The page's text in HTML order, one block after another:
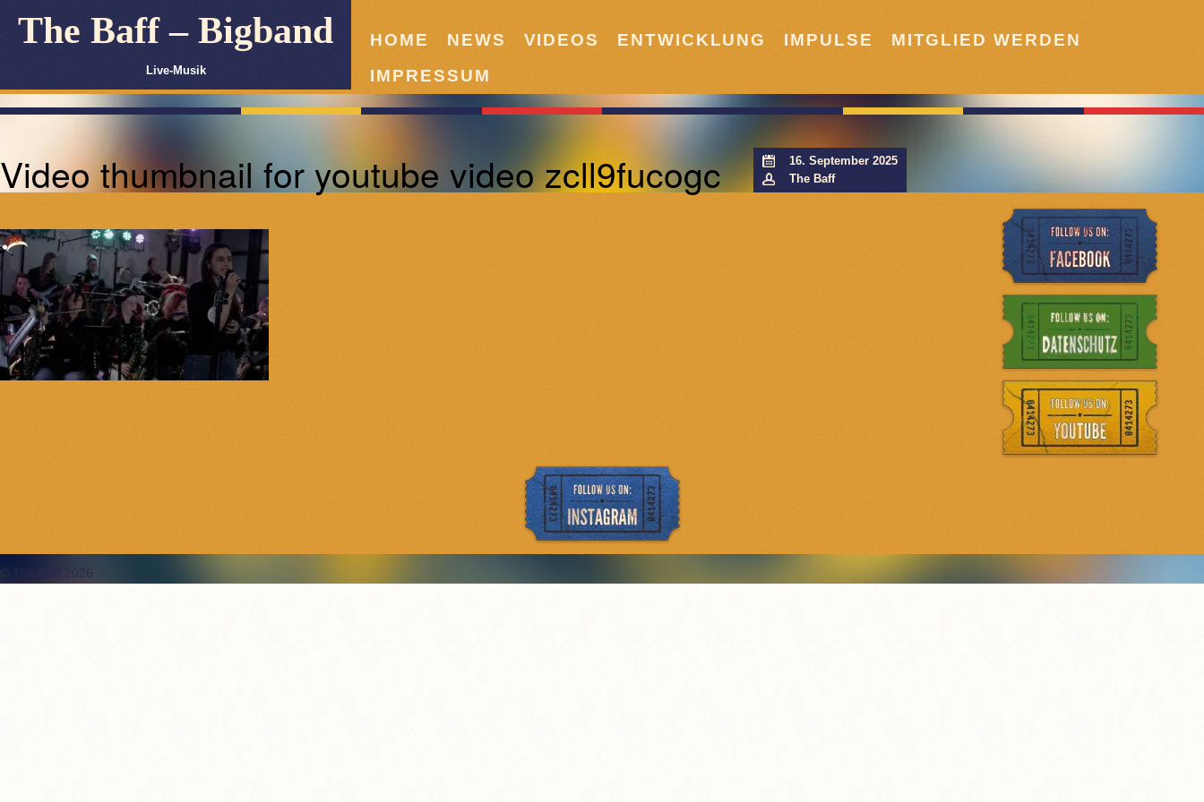
HOME NEWS VIDEOS ENTWICKLUNG IMPULSE
MITGLIED WERDEN
IMPRESSUM
The Baff – Bigband
Live-Musik
Video thumbnail for youtube video zcll9fucogc
16. September 2025
The Baff
© The Baff 2026